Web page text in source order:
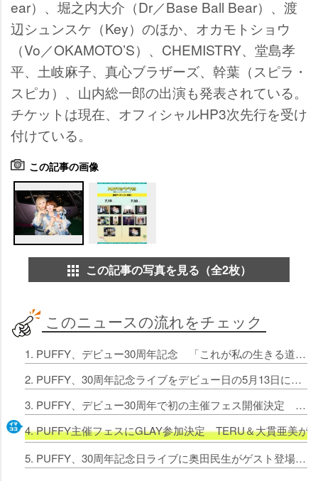
ear）、堀之内大介（Dr／Base Ball Bear）、渡
辺シュンスケ（Key）のほか、オカモトショウ
（Vo／OKAMOTO’S）、CHEMISTRY、堂島孝
平、土岐麻子、真心ブラザーズ、幹葉（スピラ・
スピカ）、山内総一郎の出演も発表されている。
チケットは現在、オフィシャルHP3次先行を受け
付けている。
この記事の画像
この記事の写真を見る（全2枚）
このニュースの流れをチェック
1. PUFFY、デビュー30周年記念 「これが私の生きる道」新MV＆ビハインド映像を公開
2. PUFFY、30周年記念ライブをデビュー日の5月13日に開催 アナログベストも同時リリース
3. PUFFY、デビュー30周年で初の主催フェス開催決定 『PUFFYの“P”FES』7月に神奈川で2Days
4. PUFFY主催フェスにGLAY参加決定 TERU＆大貫亜美が
5. PUFFY、30周年記念日ライブに奥田民生がゲスト登場 3人によるレアなアコースティックセッションも